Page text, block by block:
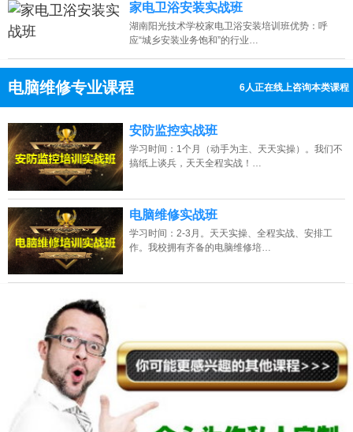
家电卫浴安装实战班
湖南阳光技术学校家电卫浴安装培训班优势：呼
应“城乡安装业务饱和”的行业…
电脑维修专业课程 7人正在线上咨询本类课程
点击免费咨询电话：13807313137
安防监控实战班
学习时间：1个月（动手为主、天天实操）。我们不
搞纸上谈兵，天天全程实战！…
电脑维修实战班
学习时间：2-3月。天天实操、全程实战、安排工
作。我校拥有齐备的电脑维修培…